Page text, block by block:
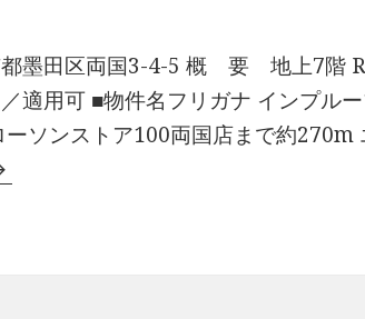
田区両国3-4-5 概 要 地上7階
適用可 ■物件名フリガナ インプル
ーソンストア100両国店まで約
ンプルーブ両国有益な情報